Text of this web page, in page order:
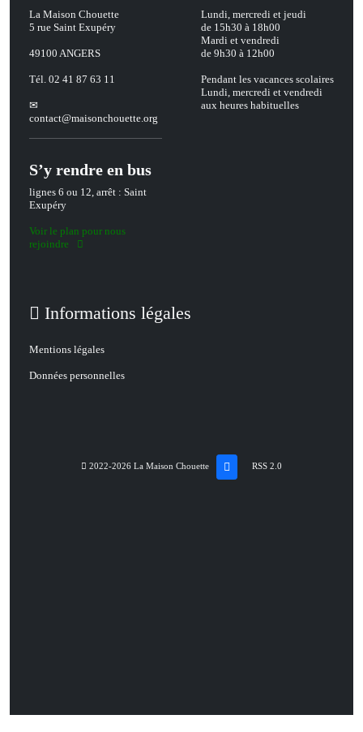
La Maison Chouette
5 rue Saint Exupéry
49100 ANGERS
Tél. 02 41 87 63 11
contact@maisonchouette.org
S’y rendre en bus
lignes 6 ou 12, arrêt : Saint
Exupéry
Voir le plan pour nous
rejoindre
Lundi, mercredi et jeudi
de 15h30 à 18h00
Mardi et vendredi
de 9h30 à 12h00
Pendant les vacances scolaires
Lundi, mercredi et vendredi
aux heures habituelles
Informations légales
Mentions légales
Données personnelles
2022-2026 La Maison Chouette RSS 2.0